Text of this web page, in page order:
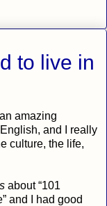
to live in
amazing
and I really
culture, the life,
about “101
and I had good